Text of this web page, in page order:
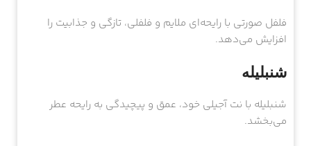
فلفل صورتی با رایحه‌ای ملایم و فلفلی، تازگی و جذابیت را
افزایش می‌دهد.
شنبلیله
شنبلیله با نت آجیلی خود، عمق و پیچیدگی به رایحه عطر
می‌بخشد.